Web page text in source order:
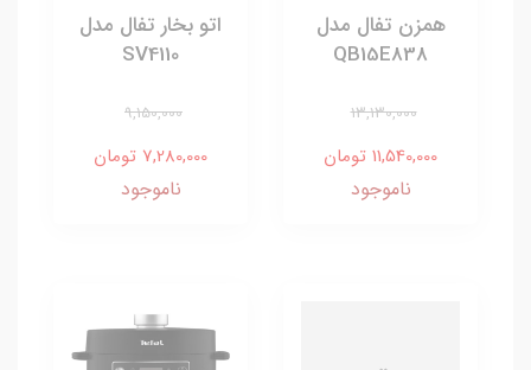
همزن تفال مدل
QB15E838
13,130,000
11,540,000 تومان
ناموجود
اتو بخار تفال مدل
SV4110
9,150,000
7,280,000 تومان
ناموجود